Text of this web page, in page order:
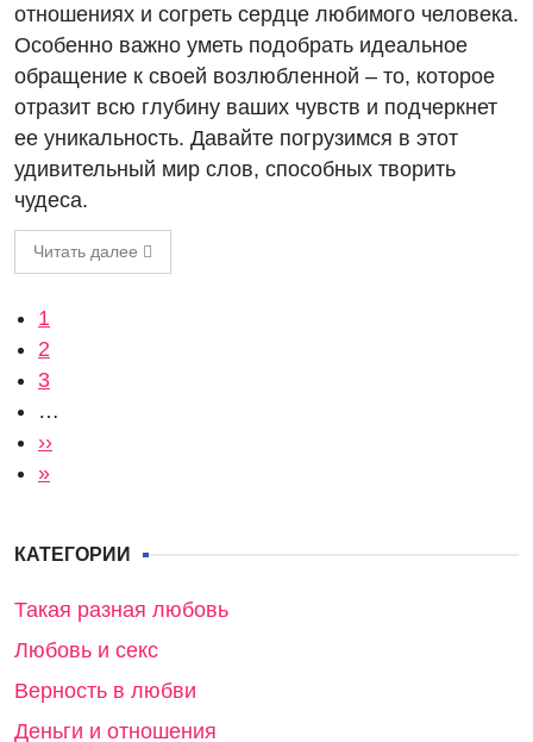
отношениях и согреть сердце любимого человека.
Особенно важно уметь подобрать идеальное
обращение к своей возлюбленной – то, которое
отразит всю глубину ваших чувств и подчеркнет
ее уникальность. Давайте погрузимся в этот
удивительный мир слов, способных творить
чудеса.
Читать далее
Нумерация страниц
Текущая страница
1
Страница
2
Страница
3
…
Следующая страница
››
Последняя страница
»
КАТЕГОРИИ
Такая разная любовь
Любовь и секс
Верность в любви
Деньги и отношения